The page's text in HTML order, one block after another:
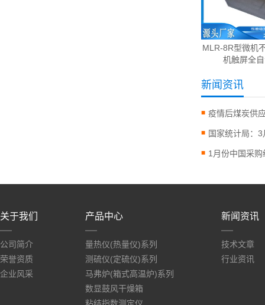
MLR-8R型微机
机触屏全
新闻资讯
关于我们
公司简介
荣誉资质
企业风采
产品中心
量热仪(热量仪)系列
测硫仪(定硫仪)系列
马弗炉(箱式高温炉)系列
数显鼓风干燥箱
新闻资讯
技术文章
行业资讯